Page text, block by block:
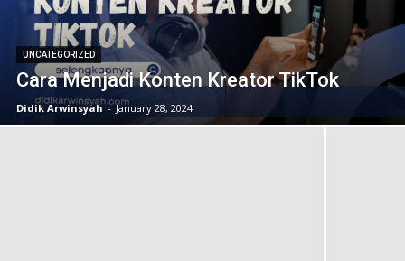
UNCATEGORIZED
Cara Menjadi Konten Kreator TikTok
Didik Arwinsyah - January 28, 2024